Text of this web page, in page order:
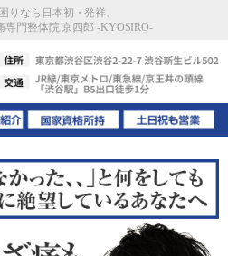
りなら日本初・発祥、
専門整体院 京四郎 -KYOSIRO-